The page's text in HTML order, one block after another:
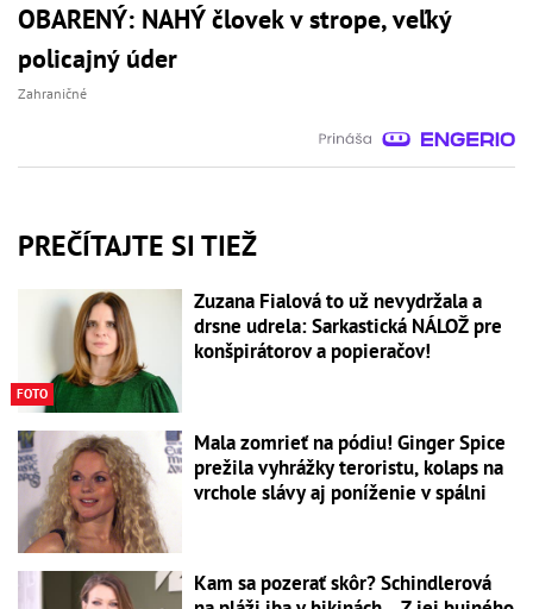
OBARENÝ: NAHÝ človek v strope, veľký
policajný úder
Zahraničné
PREČÍTAJTE SI TIEŽ
FOTO
Zuzana Fialová to už nevydržala a
drsne udrela: Sarkastická NÁLOŽ pre
konšpirátorov a popieračov!
Mala zomrieť na pódiu! Ginger Spice
prežila vyhrážky teroristu, kolaps na
vrchole slávy aj poníženie v spálni
Kam sa pozerať skôr? Schindlerová